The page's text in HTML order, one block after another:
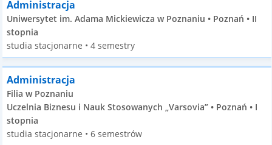
Administracja
Uniwersytet im. Adama Mickiewicza w Poznaniu • Poznań • II
stopnia
studia stacjonarne • 4 semestry
Administracja
Filia w Poznaniu
Uczelnia Biznesu i Nauk Stosowanych „Varsovia” • Poznań • I
stopnia
studia stacjonarne • 6 semestrów